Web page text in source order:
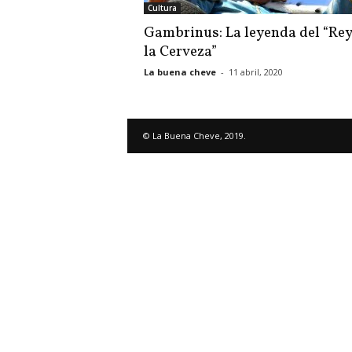
Cultura
Gambrinus: La leyenda del
la Cerveza”
La buena cheve - 11 abril, 2020
© La Buena Cheve, 2019.